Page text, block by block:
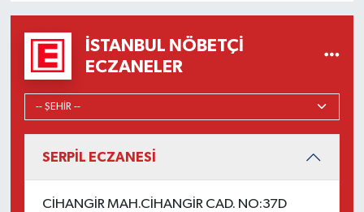
İSTANBUL NÖBETÇI
ECZANELER
SERPİL ECZANESİ
CİHANGİR MAH.CİHANGİR CAD. NO:37D